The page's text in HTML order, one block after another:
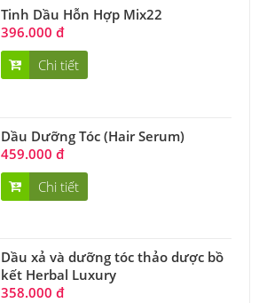
Tinh Dầu Hỗn Hợp Mix22
396.000 đ
Chi tiết
Dầu Dưỡng Tóc (Hair Serum)
459.000 đ
Chi tiết
Dầu xả và dưỡng tóc thảo dược bồ
kết Herbal Luxury
358.000 đ